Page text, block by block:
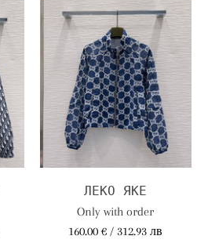
ЛЕКО ЯКЕ
Only with order
160.00 € / 312.93 лв